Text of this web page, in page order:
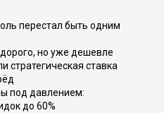
перестал быть одним
но уже дешевле
стратегическая ставка
под давлением:
до 60%